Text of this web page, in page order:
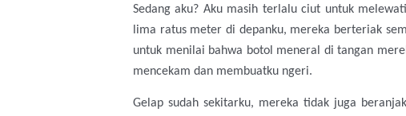
Sedang aku? Aku masih terlalu ciut untuk
lima ratus meter di depanku, mereka berteriak
untuk menilai bahwa botol meneral di tangan
mencekam dan membuatku ngeri.
Gelap sudah sekitarku, mereka tidak juga